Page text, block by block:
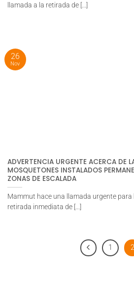
llamada a la retirada de [...]
ADVERTENCIA URGENTE ACERCA DE
MOSQUETONES INSTALADOS
ZONAS DE ESCALADA
Mammut hace una llamada urgente para
retirada inmediata de [...]
26
Nov
1 2